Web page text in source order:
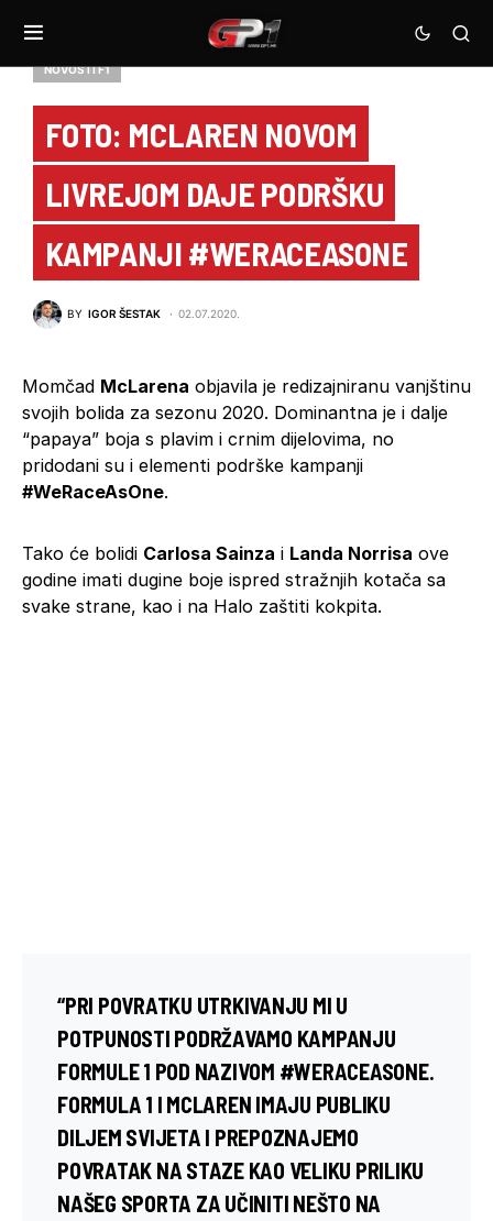
NOVOSTI F1
FOTO: MCLAREN NOVOM
LIVREJOM DAJE PODRŠKU
KAMPANJI #WERACEASONE
BY IGOR ŠESTAK 02.07.2020.
Momčad McLarena objavila je redizajniranu vanjštinu
svojih bolida za sezonu 2020. Dominantna je i dalje
“papaya” boja s plavim i crnim dijelovima, no
pridodani su i elementi podrške kampanji
#WeRaceAsOne.
Tako će bolidi Carlosa Sainza i Landa Norrisa ove
godine imati dugine boje ispred stražnjih kotača sa
svake strane, kao i na Halo zaštiti kokpita.
“PRI POVRATKU UTRKIVANJU MI U
POTPUNOSTI PODRŽAVAMO KAMPANJU
FORMULE 1 POD NAZIVOM #WERACEASONE.
FORMULA 1 I MCLAREN IMAJU PUBLIKU
DILJEM SVIJETA I PREPOZNAJEMO
POVRATAK NA STAZE KAO VELIKU PRILIKU
NAŠEG SPORTA ZA UČINITI NEŠTO NA